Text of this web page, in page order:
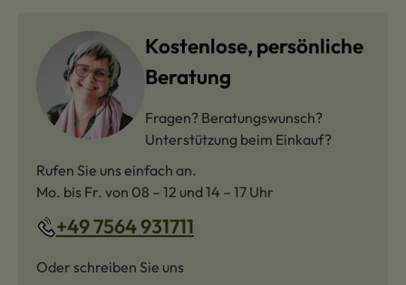
Kostenlose, persönliche
Beratung
Fragen? Beratungswunsch?
Unterstützung beim Einkauf?
Rufen Sie uns einfach an.
Mo. bis Fr. von 08 – 12 und 14 – 17 Uhr
+49 7564 931711
Oder schreiben Sie uns